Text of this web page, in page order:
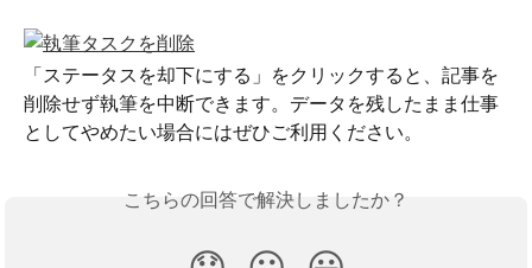
「ステータスを却下にする」をクリックすると、記事を
削除せず執筆を中断できます。データを残したまま仕事
としてやめたい場合にはぜひご利用ください。
こちらの回答で解決しましたか？